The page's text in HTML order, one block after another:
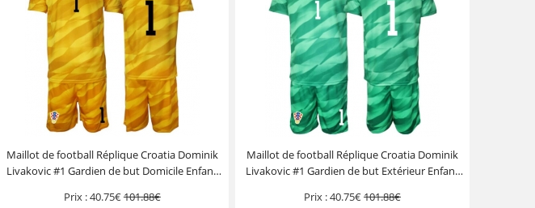
Maillot de football Réplique Croatia Dominik
Livakovic #1 Gardien de but Domicile Enfant
court)
Prix :40.75€101.88€
Maillot de football Réplique Croatia Dominik
Livakovic #1 Gardien de but Extérieur Enfant
court)
Prix :40.75€101.88€